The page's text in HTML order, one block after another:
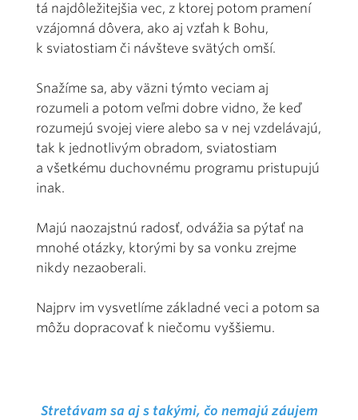
tá najdôležitejšia vec, z ktorej potom pramení
vzájomná dôvera, ako aj vzťah k Bohu,
k sviatostiam či návšteve svätých omší.
Snažíme sa, aby väzni týmto veciam aj
rozumeli a potom veľmi dobre vidno, že keď
rozumejú svojej viere alebo sa v nej vzdelávajú,
tak k jednotlivým obradom, sviatostiam
a všetkému duchovnému programu pristupujú
inak.
Majú naozajstnú radosť, odvážia sa pýtať na
mnohé otázky, ktorými by sa vonku zrejme
nikdy nezaoberali.
Najprv im vysvetlíme základné veci a potom sa
môžu dopracovať k niečomu vyššiemu.
Stretávam sa aj s takými, čo nemajú záujem